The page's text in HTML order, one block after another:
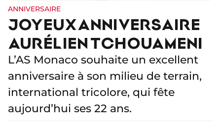
ANNIVERSAIRE
JOYEUX ANNIVERSAIRE
AURÉLIEN TCHOUAMENI
L’AS Monaco souhaite un excellent
anniversaire à son milieu de terrain,
international tricolore, qui fête
aujourd’hui ses 22 ans.